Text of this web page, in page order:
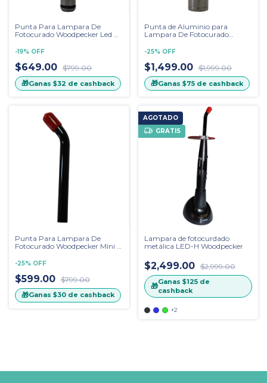
Punta Para Lampara De
Fotocurado Woodpecker Led H
-19% OFF
$649.00 $799.00
🎁Ganas $32 de cashback
Punta de Aluminio para
Lampara De Fotocurado
-25% OFF
$1,499.00 $1,999.00
🎁Ganas $75de cashback
Punta Para Lampara De
Fotocurado Woodpecker Mini S
-25% OFF
$599.00 $799.00
🎁Ganas $30 de cashback
AGOTADO
GRATIS
Lampara de fotocurdado
metálica LED-H Woodpecker
$2,499.00 $2,999.00
🎁Ganas $125de
cashback
+2